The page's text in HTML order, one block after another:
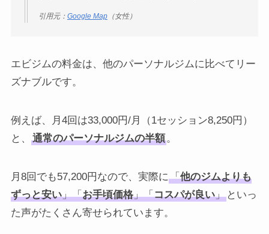
引用元： Google Map（女性）
エビジムの料金は、他のパーソナルジムに比べてリー
ズナブルです。
例えば、月4回は33,000円/月（1セッション8,250円）
と、
通常のパーソナルジムの半額。
月8回でも57,200円なので、実際に 「他のジムよりも
ずっと安い」「お手頃価格」「コスパが良い」といっ
た声がたくさん寄せられています。